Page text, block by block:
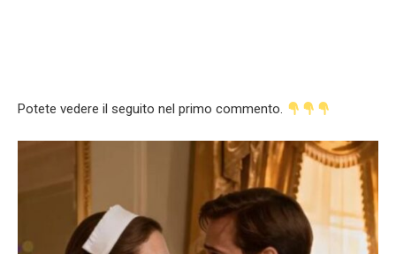
Potete vedere il seguito nel primo commento.